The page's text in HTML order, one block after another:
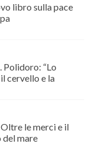
libro sulla pace
Polidoro: “Lo
cervello e la
le merci e il
mare